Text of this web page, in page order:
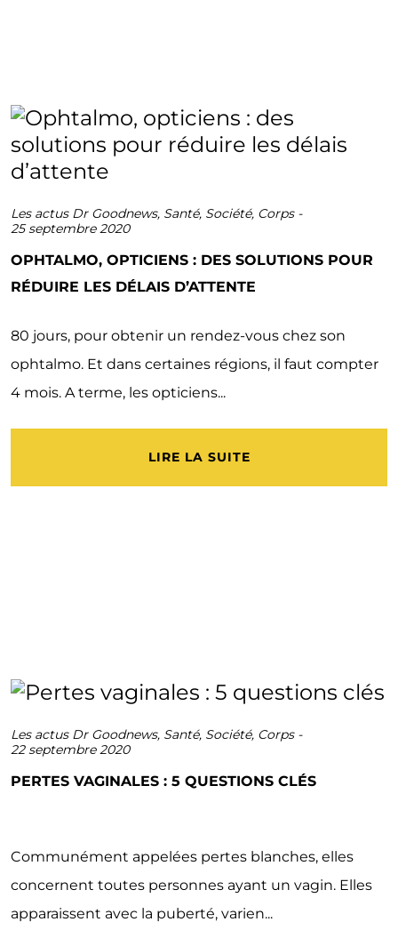
Les actus Dr Goodnews, Santé, Société, Corps-
25 septembre 2020
OPHTALMO, OPTICIENS : DES SOLUTIONS POUR
RÉDUIRE LES DÉLAIS D’ATTENTE
80 jours, pour obtenir un rendez-vous chez son
ophtalmo. Et dans certaines régions, il faut compter
4 mois. A terme, les opticiens...
LIRE LA SUITE
Les actus Dr Goodnews, Santé, Société, Corps-
22 septembre 2020
PERTES VAGINALES : 5 QUESTIONS CLÉS
Communément appelées pertes blanches, elles
concernent toutes personnes ayant un vagin. Elles
apparaissent avec la puberté, varien...